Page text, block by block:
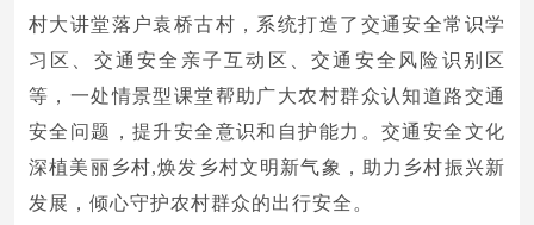
村大讲堂落户袁桥古村，系统打造了交通安全常识学
习区、交通安全亲子互动区、交通安全风险识别区
等，一处情景型课堂帮助广大农村群众认知道路交通
安全问题，提升安全意识和自护能力。交通安全文化
深植美丽乡村,焕发乡村文明新气象，助力乡村振兴新
发展，倾心守护农村群众的出行安全。